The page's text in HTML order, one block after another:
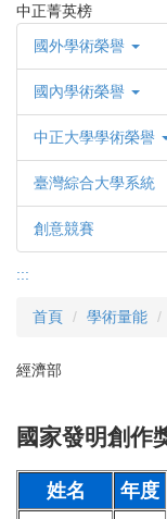
中正菁英榜
國外學術榮譽
國內學術榮譽
中正大學學術榮譽
臺灣綜合大學系統
創意競賽
:::
首頁 學術量能
經濟部
國家發明創作
姓名 年度